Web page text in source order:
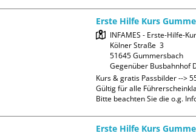
Erste Hilfe Kurs
INFAMES - Erste-Hilfe-
Kölner Straße  3
51645 Gummersbach
Gegenüber Busbahnhof
Kurs & gratis Passbilder -->
Gültig für alle
Bitte beachten Sie die o.g.
Erste Hilfe Kurs